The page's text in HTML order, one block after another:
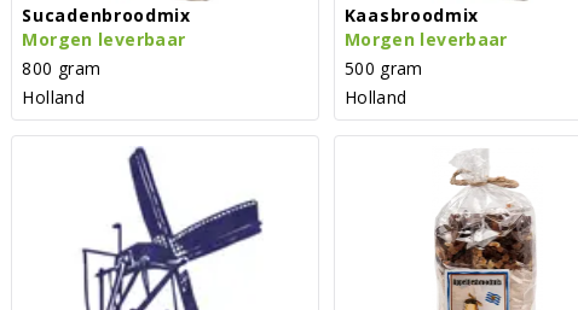
Sucadenbroodmix
Morgen leverbaar
800 gram
Holland
Kaasbroodmix
Morgen leverbaar
500 gram
Holland